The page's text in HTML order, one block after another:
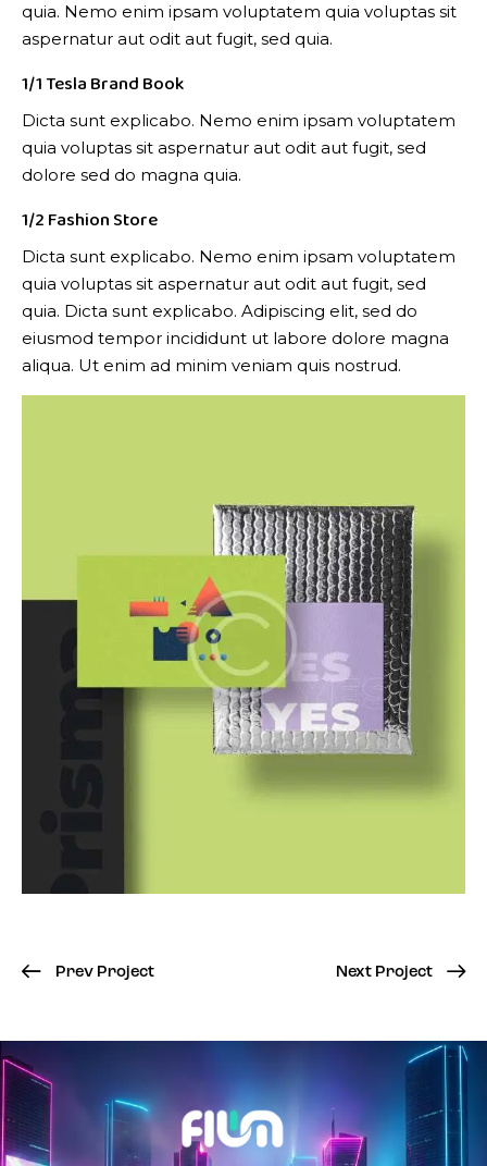
quia. Nemo enim ipsam voluptatem quia voluptas sit
aspernatur aut odit aut fugit, sed quia.
1/1 Tesla Brand Book
Dicta sunt explicabo. Nemo enim ipsam voluptatem
quia voluptas sit aspernatur aut odit aut fugit, sed
dolore sed do magna quia.
1/2 Fashion Store
Dicta sunt explicabo. Nemo enim ipsam voluptatem
quia voluptas sit aspernatur aut odit aut fugit, sed
quia. Dicta sunt explicabo. Adipiscing elit, sed do
eiusmod tempor incididunt ut labore dolore magna
aliqua. Ut enim ad minim veniam quis nostrud.
Prev Project Next Project